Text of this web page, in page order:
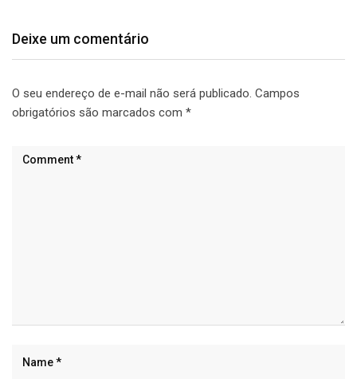
Deixe um comentário
O seu endereço de e-mail não será publicado. Campos
obrigatórios são marcados com *